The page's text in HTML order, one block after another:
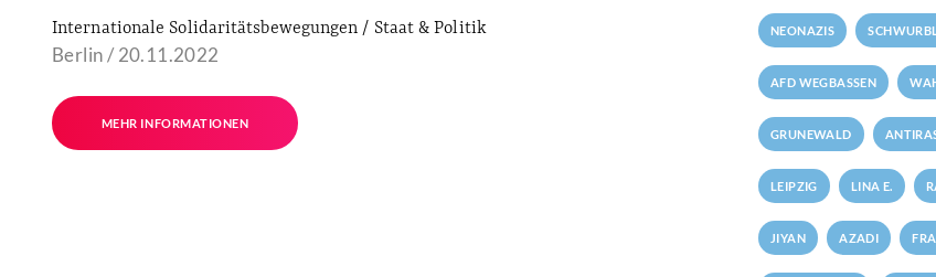
Internationale Solidaritätsbewegungen / Staat & Politik
Berlin / 20.11.2022
MEHR INFORMATIONEN
NEONAZIS
AFD WEGBASSEN
GRUNEWALD
LEIPZIG LINA E.
JIYAN AZADI